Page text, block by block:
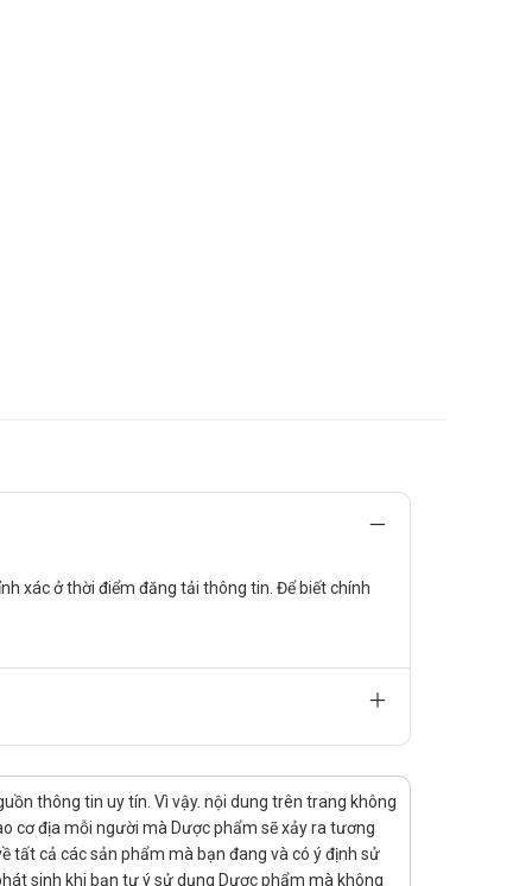
xác ở thời điểm đăng tải thông tin. Để biết chính
thông tin uy tín. Vì vậy. nội dung trên trang không
cơ địa mỗi người mà Dược phẩm sẽ xảy ra tương
tất cả các sản phẩm mà bạn đang và có ý định sử
sinh khi bạn tự ý sử dụng Dược phẩm mà không